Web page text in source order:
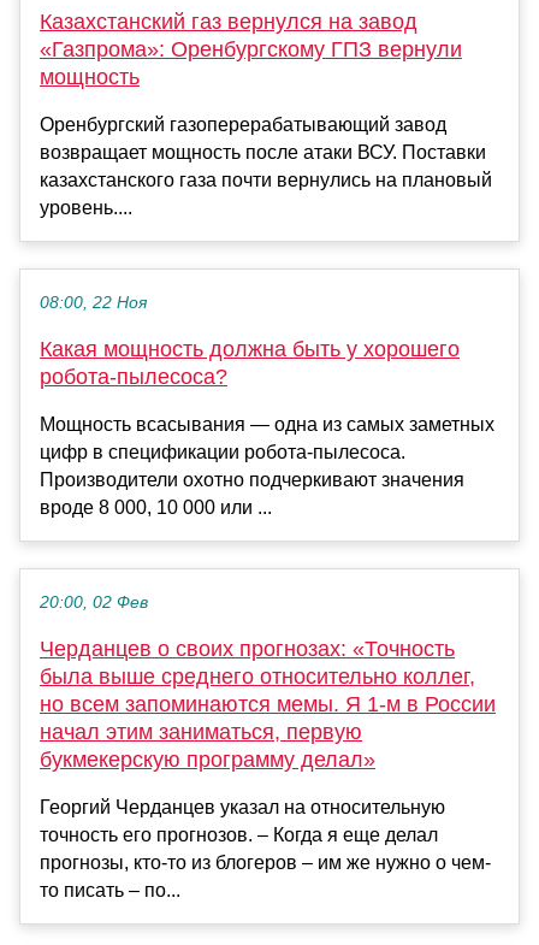
Казахстанский газ вернулся на завод
«Газпрома»: Оренбургскому ГПЗ вернули
мощность
Оренбургский газоперерабатывающий завод
возвращает мощность после атаки ВСУ. Поставки
казахстанского газа почти вернулись на плановый
уровень....
08:00, 22 Ноя
Какая мощность должна быть у хорошего
робота-пылесоса?
Мощность всасывания — одна из самых заметных
цифр в спецификации робота-пылесоса.
Производители охотно подчеркивают значения
вроде 8 000, 10 000 или ...
20:00, 02 Фев
Черданцев о своих прогнозах: «Точность
была выше среднего относительно коллег,
но всем запоминаются мемы. Я 1-м в России
начал этим заниматься, первую
букмекерскую программу делал»
Георгий Черданцев указал на относительную
точность его прогнозов. – Когда я еще делал
прогнозы, кто-то из блогеров – им же нужно о чем-
то писать – по...